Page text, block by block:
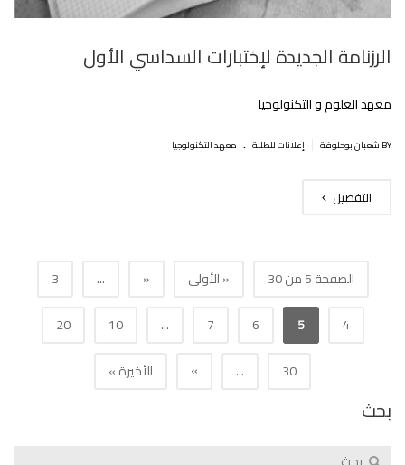
الرزنامة الجديدة لإختبارات السداسي الأول
معهد العلوم و التكنولوجيا
BY شعبان بوحلوفة إعلانات للطلبة . معهد التكنولوجيا
التفصيل
الصفحة 5 من 30 « الأولى «
...
3
4
5
6
7
...
10
20
30
...
» الأخيرة »
بحث